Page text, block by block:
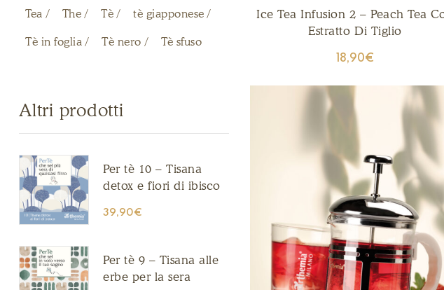
Ice Tea Infusion 2 – Peach Tea
Estratto Di Tiglio
18,90€
Tea The Tè tè giapponese
Tè in foglia Tè nero Tè sfuso
Altri prodotti
Per tè 10 – Tisana
detox e fiori di ibisco
39,90€
Per tè 9 – Tisana alle
erbe per la sera